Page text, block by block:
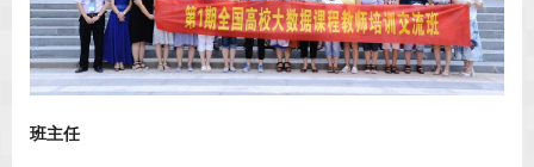
班主任